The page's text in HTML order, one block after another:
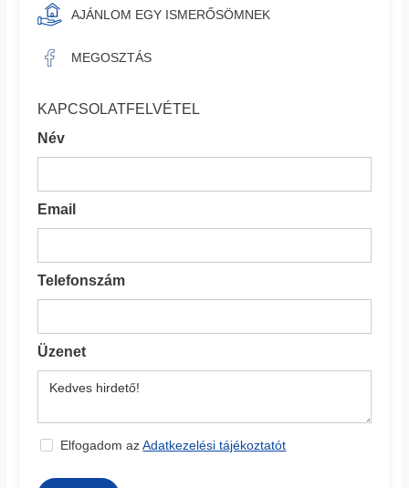
AJÁNLOM EGY ISMERŐSÖMNEK
MEGOSZTÁS
KAPCSOLATFELVÉTEL
Név
Email
Telefonszám
Üzenet
Elfogadom azAdatkezelési tájékoztatót